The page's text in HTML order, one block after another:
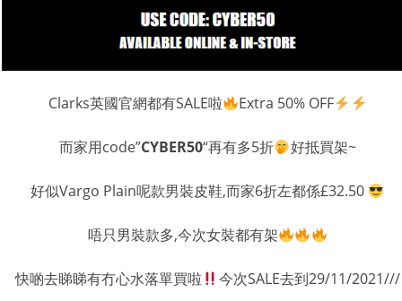
Clarks英國官網都有SALE啦 Extra 50% OFF
而家用code”CYBER50“再有多5折 好抵買架~
好似Vargo Plain呢款男裝皮鞋,而家6折左都係£32.50
唔只男裝款多,今次女裝都有架
快啲去睇睇有冇心水落單買啦 今次SALE去到29/11/2021///